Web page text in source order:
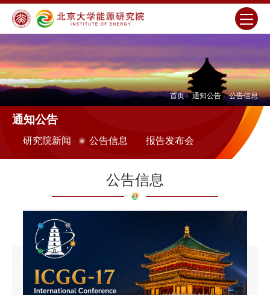
首页 - 通知公告 - 公告信息
通知公告
研究院新闻 公告信息 报告发布会
公告信息